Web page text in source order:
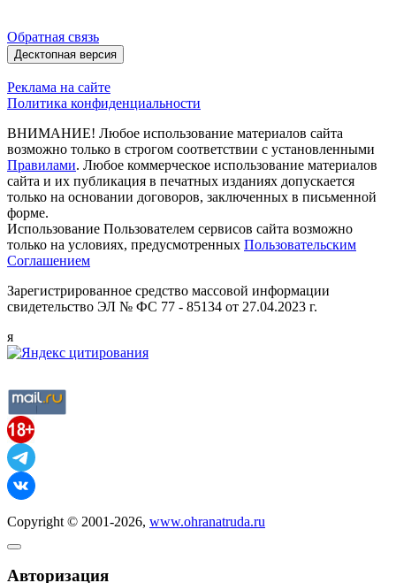
Обратная связь
Десктопная версия
Реклама на сайте
Политика конфиденциальности
ВНИМАНИЕ! Любое использование материалов сайта
возможно только в строгом соответствии с установленными
Правилами. Любое коммерческое использование материалов
сайта и их публикация в печатных изданиях допускается
только на основании договоров, заключенных в письменной
форме.
Использование Пользователем сервисов сайта возможно
только на условиях, предусмотренных Пользовательским
Соглашением
Зарегистрированное средство массовой информации
свидетельство ЭЛ № ФС 77 - 85134 от 27.04.2023 г.
я
Copyright © 2001-2026, www.ohranatruda.ru
Авторизация